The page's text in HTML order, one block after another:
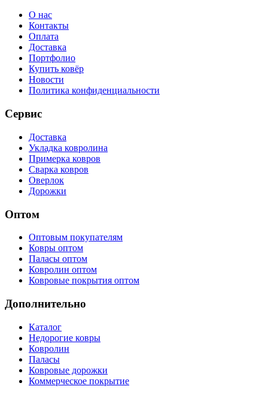
О нас
Контакты
Оплата
Доставка
Портфолио
Купить ковёр
Новости
Политика конфиденциальности
Сервис
Доставка
Укладка ковролина
Примерка ковров
Сварка ковров
Оверлок
Дорожки
Оптом
Оптовым покупателям
Ковры оптом
Паласы оптом
Ковролин оптом
Ковровые покрытия оптом
Дополнительно
Каталог
Недорогие ковры
Ковролин
Паласы
Ковровые дорожки
Коммерческое покрытие